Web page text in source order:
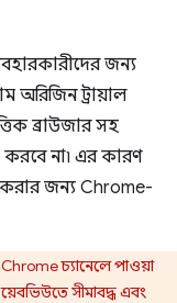
জন্য
অরিজিন ট্রায়াল
ব্রাউজার সহ
করবে না৷ এর কারণ
করার জন্য Chrome-
Chrome চ্যানেলে পাওয়া
সীমাবদ্ধ এবং